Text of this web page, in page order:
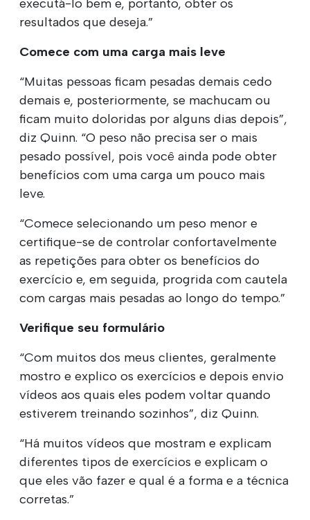
executá-lo bem e, portanto, obter os
resultados que deseja.”
Comece com uma carga mais leve
“Muitas pessoas ficam pesadas demais cedo
demais e, posteriormente, se machucam ou
ficam muito doloridas por alguns dias depois”,
diz Quinn. “O peso não precisa ser o mais
pesado possível, pois você ainda pode obter
benefícios com uma carga um pouco mais
leve.
“Comece selecionando um peso menor e
certifique-se de controlar confortavelmente
as repetições para obter os benefícios do
exercício e, em seguida, progrida com cautela
com cargas mais pesadas ao longo do tempo.”
Verifique seu formulário
“Com muitos dos meus clientes, geralmente
mostro e explico os exercícios e depois envio
vídeos aos quais eles podem voltar quando
estiverem treinando sozinhos”, diz Quinn.
“Há muitos vídeos que mostram e explicam
diferentes tipos de exercícios e explicam o
que eles vão fazer e qual é a forma e a técnica
corretas.”